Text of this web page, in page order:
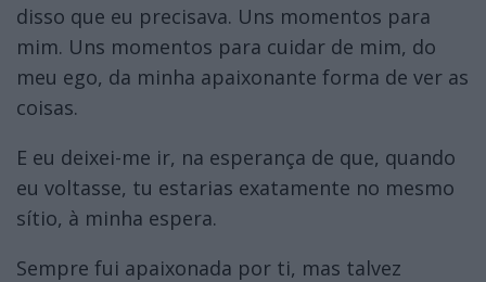
disso que eu precisava. Uns momentos para
mim. Uns momentos para cuidar de mim, do
meu ego, da minha apaixonante forma de ver as
coisas.
E eu deixei-me ir, na esperança de que, quando
eu voltasse, tu estarias exatamente no mesmo
sítio, à minha espera.
Sempre fui apaixonada por ti, mas talvez